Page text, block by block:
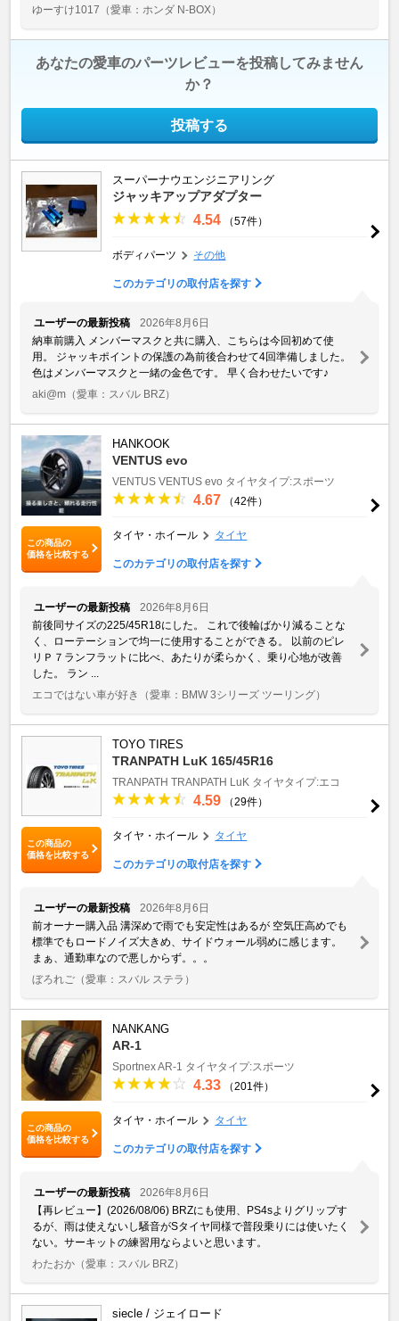
ゆーすけ1017 （愛車：ホンダ N-BOX）
あなたの愛車のパーツレビューを投稿してみません
か？
投稿する
スーパーナウエンジニアリング
ジャッキアップアダプター
4.54 （57件）
ボディパーツ その他
このカテゴリの取付店を探す
ユーザーの最新投稿
2026年8月6日
納車前購入 メンバーマスクと共に購入、こちらは今回初めて使
用。 ジャッキポイントの保護の為前後合わせて4回準備しました。
色はメンバーマスクと一緒の金色です。 早く合わせたいです♪
aki@m （愛車：スバル BRZ）
この商品の
価格を比較する
HANKOOK
VENTUS evo
VENTUS VENTUS evo タイヤタイプ:スポーツ
4.67 （42件）
タイヤ・ホイール タイヤ
このカテゴリの取付店を探す
ユーザーの最新投稿
2026年8月6日
前後同サイズの225/45R18にした。 これで後輪ばかり減ることな
く、ローテーションで均一に使用することができる。 以前のピレ
リＰ７ランフラットに比べ、あたりが柔らかく、乗り心地が改善
した。 ラン ...
エコではない車が好き
（愛車：BMW 3シリーズ ツーリング）
この商品の
価格を比較する
TOYO TIRES
TRANPATH LuK 165/45R16
TRANPATH TRANPATH LuK タイヤタイプ:エコ
4.59 （29件）
タイヤ・ホイール タイヤ
このカテゴリの取付店を探す
ユーザーの最新投稿
2026年8月6日
前オーナー購入品 溝深めで雨でも安定性はあるが 空気圧高めでも
標準でもロードノイズ大きめ、サイドウォール弱めに感じます。
まぁ、通勤車なので悪しからず。。。
ぼろれご （愛車：スバル ステラ）
この商品の
価格を比較する
NANKANG
AR-1
SportnexAR-1 タイヤタイプ:スポーツ
4.33 （201件）
タイヤ・ホイール タイヤ
このカテゴリの取付店を探す
ユーザーの最新投稿
2026年8月6日
【再レビュー】(2026/08/06) BRZにも使用、PS4sよりグリップす
るが、雨は使えないし騒音がSタイヤ同様で普段乗りには使いたく
ない。サーキットの練習用ならよいと思います。
わたおか （愛車：スバル BRZ）
siecle / ジェイロード